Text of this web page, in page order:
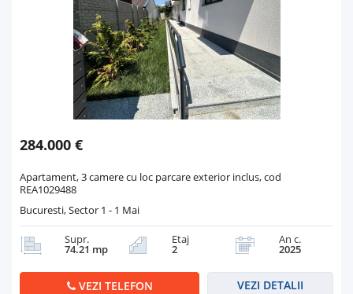
284.000 €
Apartament, 3 camere cu loc parcare exterior inclus, cod
REA1029488
Bucuresti, Sector 1 - 1 Mai
Supr.
74.21 mp
Etaj
2
An c.
2025
VEZI TELEFON VEZI DETALII